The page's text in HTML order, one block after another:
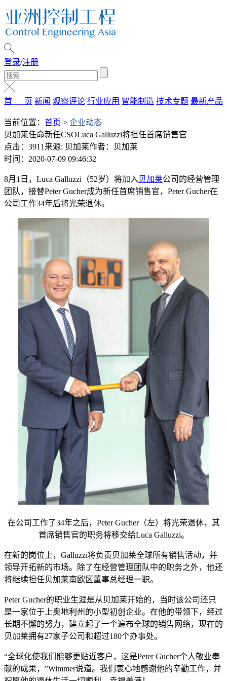
登录/注册
首 页 新闻 观察评论 行业应用 智能制造 技术专题 最新产品
当前位置： 首页 > 企业动态
贝加莱任命新任CSOLuca Galluzzi将担任首席销售官
点击：3911 来源: 贝加莱作者：贝加莱
时间：2020-07-09 09:46:32
8月1日，Luca Galluzzi（52岁）将加入 贝加莱公司的经营管理
团队，接替Peter Gucher成为新任首席销售官，Peter Gucher在
公司工作34年后将光荣退休。
在公司工作了34年之后，Peter Gucher（左）将光荣退休，其
首席销售官的职务将移交给Luca Galluzzi。
在新的岗位上，Galluzzi将负责贝加莱全球所有销售活动，并
领导开拓新的市场。除了在经营管理团队中的职务之外，他还
将继续担任贝加莱南欧区董事总经理一职。
Peter Gucher的职业生涯是从贝加莱开始的，当时该公司还只
是一家位于上奥地利州的小型初创企业。在他的带领下，经过
长期不懈的努力，建立起了一个遍布全球的销售网络，现在的
贝加莱拥有27家子公司和超过180个办事处。
“全球化使我们能够更贴近客户，这是Peter Gucher个人敬业奉
献的成果，”Wimmer说道。我们衷心地感谢他的辛勤工作，并